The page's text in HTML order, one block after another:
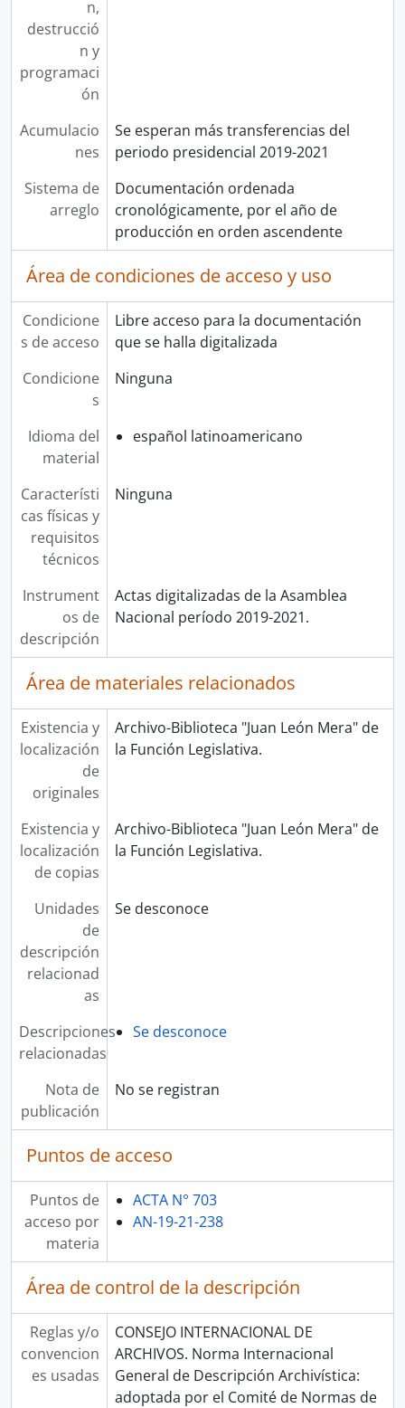
n,
destrucció
n y
programaci
ón
Acumulacio
nes
Se esperan más transferencias del
periodo presidencial 2019-2021
Sistema de
arreglo
Documentación ordenada
cronológicamente, por el año de
producción en orden ascendente
Área de condiciones de acceso y uso
Condicione
s de acceso
Libre acceso para la documentación
que se halla digitalizada
Condicione
s
Ninguna
Idioma del
material
español latinoamericano
Característi
cas físicas y
requisitos
técnicos
Ninguna
Instrument
os de
descripción
Actas digitalizadas de la Asamblea
Nacional período 2019-2021.
Área de materiales relacionados
Existencia y
localización
de
originales
Archivo-Biblioteca "Juan León Mera" de
la Función Legislativa.
Existencia y
localización
de copias
Archivo-Biblioteca "Juan León Mera" de
la Función Legislativa.
Unidades
de
descripción
relacionad
as
Se desconoce
Descripciones
relacionadas
Se desconoce
Nota de
publicación
No se registran
Puntos de acceso
Puntos de
acceso por
materia
ACTA N° 703
AN-19-21-238
Área de control de la descripción
Reglas y/o
convencion
es usadas
CONSEJO INTERNACIONAL DE
ARCHIVOS. Norma Internacional
General de Descripción Archivística:
adoptada por el Comité de Normas de